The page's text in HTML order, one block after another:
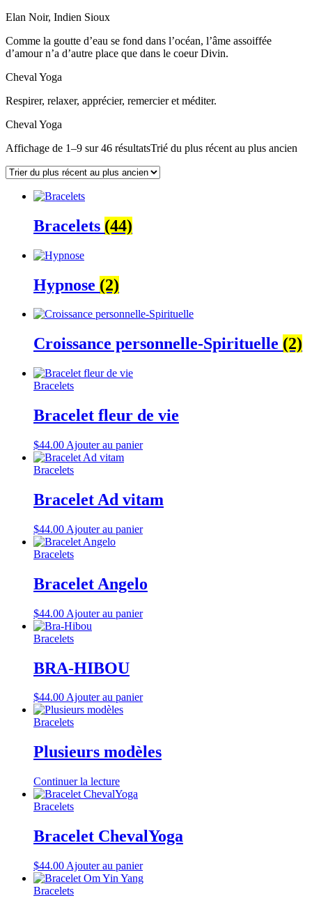
Elan Noir, Indien Sioux
Comme la goutte d’eau se fond dans l’océan, l’âme assoiffée
d’amour n’a d’autre place que dans le coeur Divin.
Cheval Yoga
Respirer, relaxer, apprécier, remercier et méditer.
Cheval Yoga
Affichage de 1–9 sur 46 résultatsTrié du plus récent au plus ancien
Bracelets (44)
Hypnose (2)
Croissance personnelle-Spirituelle (2)
Bracelets
Bracelet fleur de vie
$44.00 Ajouter au panier
Bracelets
Bracelet Ad vitam
$44.00 Ajouter au panier
Bracelets
Bracelet Angelo
$44.00 Ajouter au panier
Bracelets
BRA-HIBOU
$44.00Ajouter au panier
Bracelets
Plusieurs modèles
Continuer la lecture
Bracelets
Bracelet ChevalYoga
$44.00 Ajouter au panier
Bracelets